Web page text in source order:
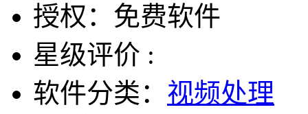
授权： 免费软件
星级评价 :
软件分类： 视频处理